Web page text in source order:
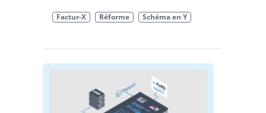
Factur-X Réforme Schéma en Y